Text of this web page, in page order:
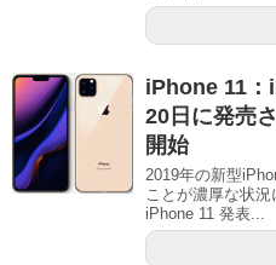
iPhone 11：
20日に発売
開始
2019年の新型
ことが濃厚な状
iPhone 11 発表...